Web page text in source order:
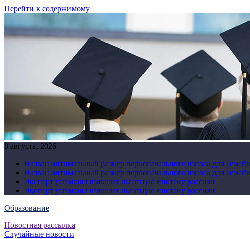
Перейти к содержимому
8 августа, 2026
Назван оптимальный размер первоначального взноса для
Назван оптимальный размер первоначального взноса для
Эксперт успокоил взявших льготную ипотеку россиян
Эксперт успокоил взявших льготную ипотеку россиян
Образование
Новостная рассылка
Случайные новости